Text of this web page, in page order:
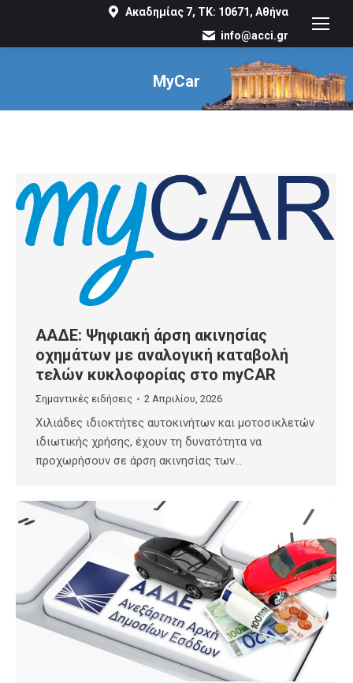
Ακαδημίας 7, ΤΚ: 10671, Αθήνα
info@acci.gr
MyCar
You are here:
ΑΑΔΕ: Ψηφιακή άρση ακινησίας
οχημάτων με αναλογική καταβολή
τελών κυκλοφορίας στο myCAR
Σημαντικές ειδήσεις 2 Απριλίου, 2026
Χιλιάδες ιδιοκτήτες αυτοκινήτων και μοτοσικλετών
ιδιωτικής χρήσης, έχουν τη δυνατότητα να
προχωρήσουν σε άρση ακινησίας των…